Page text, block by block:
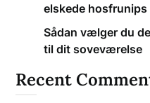
elskede hosfrunips
Sådan vælger du
til dit soveværelse
Recent